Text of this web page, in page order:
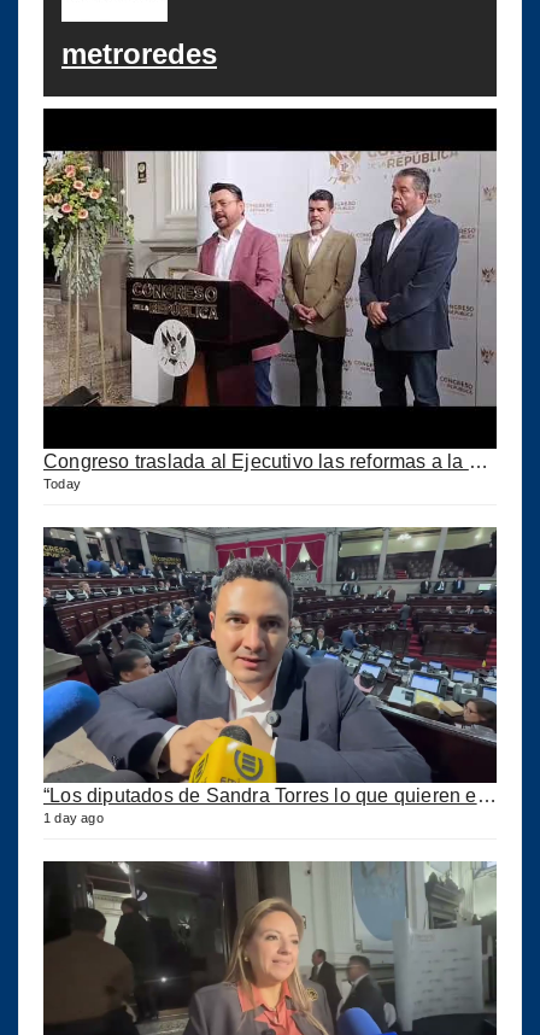
metroredes
Congreso traslada al Ejecutivo las reformas a la Ley del IUSI tras firma del Decreto 18-2026
Today
1 day ago